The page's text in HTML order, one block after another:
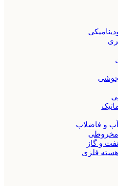
جوشی
آب و فاضلاب
مخروطی
و گاز
هسته فلزی